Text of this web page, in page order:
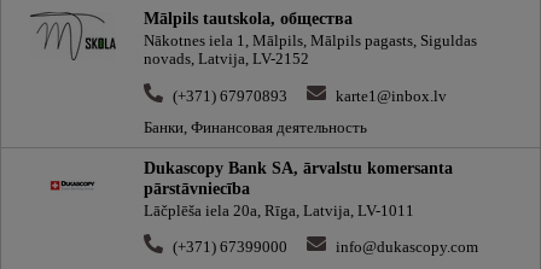
Mālpils tautskola, oбщества
Nākotnes iela 1, Mālpils, Mālpils pagasts, Siguldas
novads, Latvija, LV-2152
(+371) 67970893
karte1@inbox.lv
Банки, Финансовая деятельность
Dukascopy Bank SA, ārvalstu komersanta
pārstāvniecība
Lāčplēša iela 20a, Rīga, Latvija, LV-1011
(+371) 67399000
info@dukascopy.com